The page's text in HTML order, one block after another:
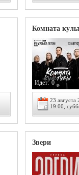
Комната
Идет: 0
23 августа
19:00,
Звери